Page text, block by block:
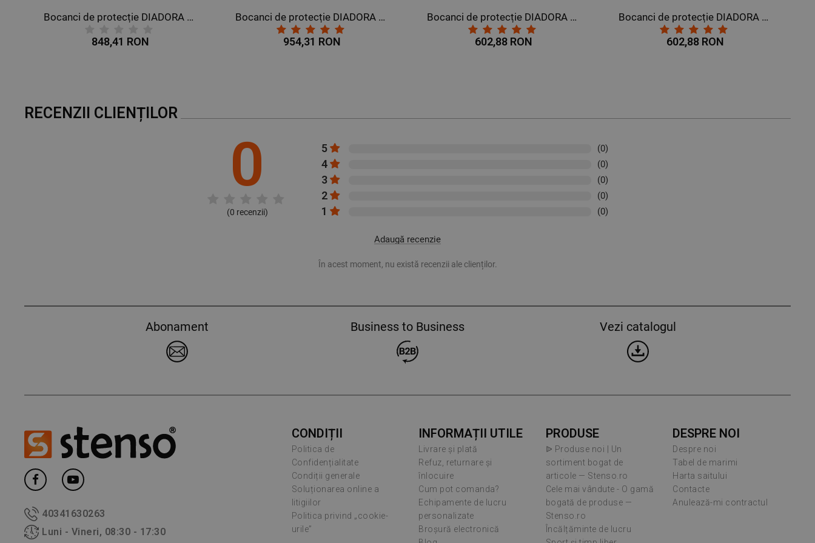
Bocanci de protecție DIADORA GLOVE II HIGH S3 HRO SRA
848,41 RON
Bocanci de protecție DIADORA GLOVE TECH HI PRO S3 SRA HRO ESD
954,31 RON
Bocanci de protecție DIADORA RUN II HI S3 SRC ESD
602,88 RON
Bocanci de protecție DIADORA RUN II HI S3 SRC ESD
602,88 RON
RECENZII CLIENȚILOR
0
(0 recenzii)
5 (0)
4 (0)
3 (0)
2 (0)
1 (0)
Adaugă recenzie
În acest moment, nu există recenzii ale clienților.
Abonament Business to Business Vezi catalogul
40341630263
Luni - Vineri, 08:30 - 17:30
CONDIȚII
Politica de
Confidențialitate
Condiții generale
Soluționarea online a
litigiilor
Politica privind „cookie-
urile”
INFORMAȚII UTILE
Livrare și plată
Refuz, returnare și
înlocuire
Cum pot comanda?
Echipamente de lucru
personalizate
Broșură electronică
PRODUSE
ᐉ Produse noi | Un
sortiment bogat de
articole — Stenso.ro
Cele mai vândute - O gamă
bogată de produse —
Stenso.ro
Încălțăminte de lucru
DESPRE NOI
Despre noi
Tabel de marimi
Harta saitului
Contacte
Anulează-mi contractul